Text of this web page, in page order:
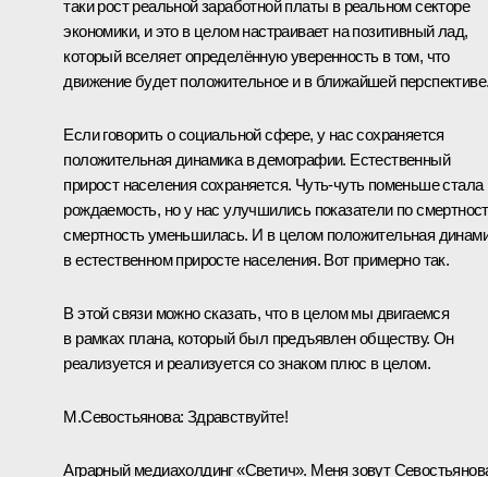
таки рост реальной заработной платы в реальном секторе
экономики, и это в целом настраивает на позитивный лад,
который вселяет определённую уверенность в том, что
движение будет положительное и в ближайшей
Если говорить о социальной сфере, у нас сохраняется
положительная динамика в демографии. Естественный
прирост населения сохраняется. Чуть-чуть поменьше стала
рождаемость, но у нас улучшились показатели по
смертность уменьшилась. И в целом положительная
в естественном приросте населения. Вот примерно так.
В этой связи можно сказать, что в целом мы двигаемся
в рамках плана, который был предъявлен обществу. Он
реализуется и реализуется со знаком плюс в целом.
М.Севостьянова: Здравствуйте!
Аграрный медиахолдинг «Светич». Меня зовут